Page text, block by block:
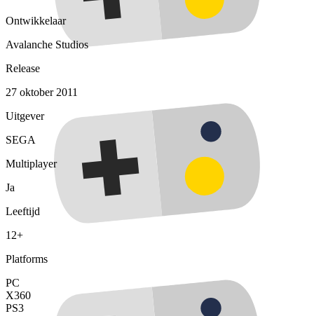
Ontwikkelaar
Avalanche Studios
Release
27 oktober 2011
Uitgever
SEGA
Multiplayer
Ja
Leeftijd
12+
Platforms
PC
X360
PS3